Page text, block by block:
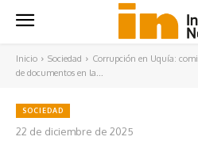
Inicio Sociedad
Corrupción en Uquía:
de documentos en la...
SOCIEDAD
22 de diciembre de 2025